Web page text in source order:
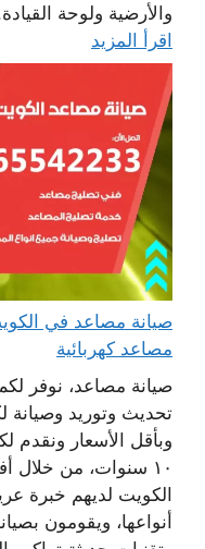
والأرضية ولوحة
اقرأ المزيد
مصاعد كهربائية
صيانة مصاعد، نوفر
تحديث وتوريد وصيانة
وبأقل الأسعار
١٠ سنوات، من
الكويت لديهم خبرة
أنواعها، ويقومون